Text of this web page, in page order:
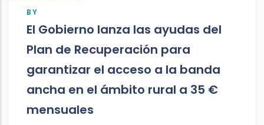
BY
El Gobierno lanza las ayudas del
Plan de Recuperación para
garantizar el acceso a la banda
ancha en el ámbito rural a 35 €
mensuales